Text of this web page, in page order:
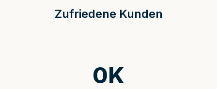
Zufriedene Kunden
0K